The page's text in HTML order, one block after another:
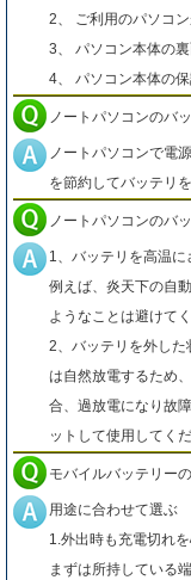
2、 ご利用のパソコ
3、 パソコン本体の
4、 パソコン本体の保
ノートパソコンのバ
ノートパソコンで電
を節約してバッテリ
ノートパソコンのバ
1、バッテリを高温に
例えば、炎天下の自
ようなことは避けてく
2、バッテリを外した
は自然放電するため
合、過放電になり故
ットして使用してくだ
モバイルバッテリー
用途に合わせて選ぶ
1.外出時も充電切れ
まずは所持している